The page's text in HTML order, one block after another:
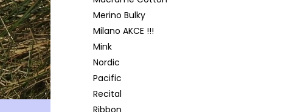
Merino Bulky
Milano AKCE !!!
Mink
Nordic
Pacific
Recital
Ribbon